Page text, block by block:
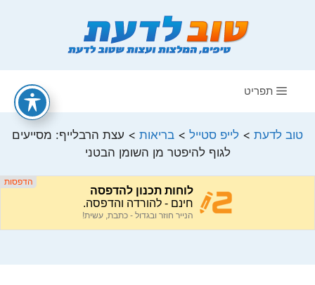
תפריט
טוב לדעת > לייפ סטייל > בריאות > עצת הרבלייף: מסייעים
לגוף להיפטר מן השומן הבטני